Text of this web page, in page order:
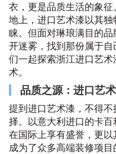
衣，更是品质生活的象
地上，进口艺术漆以其
睐。但面对琳琅满目的
开迷雾，找到那份属于
们一起探索浙江进口艺
术。
品质之源：进口艺
提到进口艺术漆，不得
择。以意大利进口的卡
在国际上享有盛誉，更以
成为了众多高端装修项